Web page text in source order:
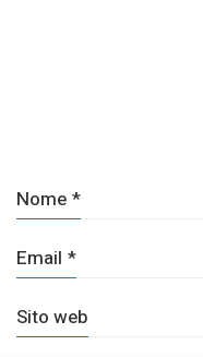
Nome *
Email *
Sito web